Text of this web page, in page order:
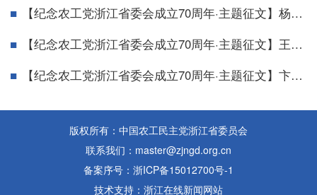
【纪念农工党浙江省委会成立70周年·主题征文】杨欢红：追光而遇 沐光而行
【纪念农工党浙江省委会成立70周年·主题征文】王莉燕：履职助我成长 初心砥砺奋进
【纪念农工党浙江省委会成立70周年·主题征文】卞明明：在实干中践行初心 于奉献中筑梦前行
版权所有：中国农工民主党浙江省委员会
联系我们：master@zjngd.org.cn
备案序号：浙ICP备15012700号-1
技术支持：浙江在线新闻网站